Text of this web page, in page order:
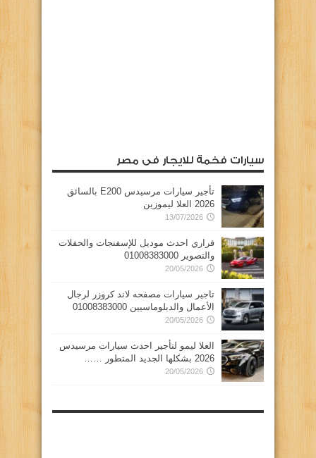
سيارات فخمة للايجار فى مصر
تأجير سيارات مرسيدس E200 بالسائق
2026 العلا ليموزين
13/07/2026
فراري احدث موديل للإسفنجات والحفلات
والتصوير 01008383000
20/05/2026
تاجير سيارات مصفحه لاند كروزر لرجال
الأعمال والدبلوماسيين 01008383000
20/05/2026
العلا ليمو لتأجير احدث سيارات مرسيدس
2026 بشكلها الجديد المتطور ……
20/05/2026